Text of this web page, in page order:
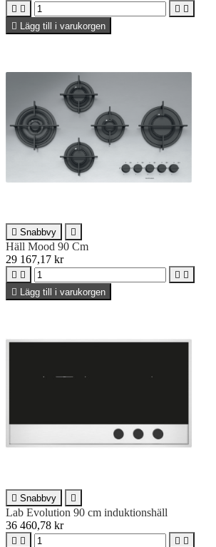
   
 Lägg till i varukorgen
 Snabbvy 
Häll Mood 90 Cm
29 167,17 kr
   
 Lägg till i varukorgen
 Snabbvy 
Lab Evolution 90 cm induktionshäll
36 460,78 kr
   